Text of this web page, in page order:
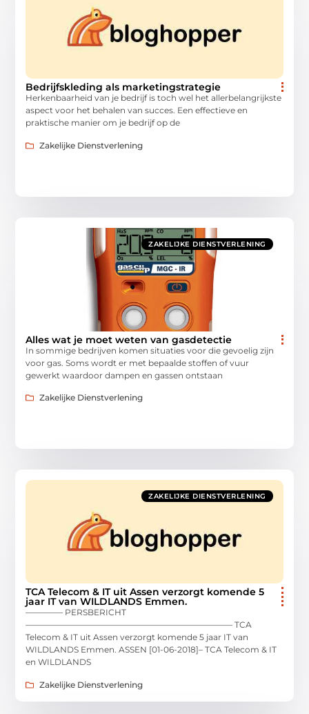
Bedrijfskleding als marketingstrategie
Herkenbaarheid van je bedrijf is toch wel het allerbelangrijkste
aspect voor het behalen van succes. Een effectieve en
praktische manier om je bedrijf op de
Zakelijke Dienstverlening
ZAKELIJKE DIENSTVERLENING
Alles wat je moet weten van gasdetectie
In sommige bedrijven komen situaties voor die gevoelig zijn
voor gas. Soms wordt er met bepaalde stoffen of vuur
gewerkt waardoor dampen en gassen ontstaan
Zakelijke Dienstverlening
ZAKELIJKE DIENSTVERLENING
TCA Telecom & IT uit Assen verzorgt komende 5
jaar IT van WILDLANDS Emmen.
————– PERSBERICHT
————————————————————————— TCA
Telecom & IT uit Assen verzorgt komende 5 jaar IT van
WILDLANDS Emmen. ASSEN [01-06-2018]– TCA Telecom & IT
en WILDLANDS
Zakelijke Dienstverlening